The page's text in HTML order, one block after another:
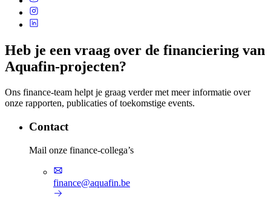
Heb je een vraag over de financiering van
Aquafin-projecten?
Ons finance-team helpt je graag verder met meer informatie over
onze rapporten, publicaties of toekomstige events.
Contact
Mail onze finance-collega’s
finance@aquafin.be